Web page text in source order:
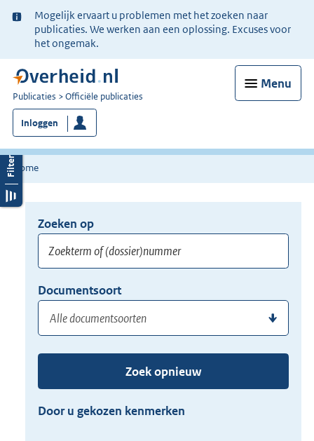
Ter
informatie:
Mogelijk ervaart u problemen met het zoeken naar
publicaties. We werken aan een oplossing. Excuses voor
het ongemak.
Menu
U
bent
nu
hier:
Publicaties Officiële publicaties
Inloggen
Home
Opnieuw
zoeken:
Zoeken op
of
(dossier)nummer
hier
uw
zoekterm
of
(dossier)nummer
in
Documentsoort
of
de
Zoek opnieuw
Door u gekozen kenmerken